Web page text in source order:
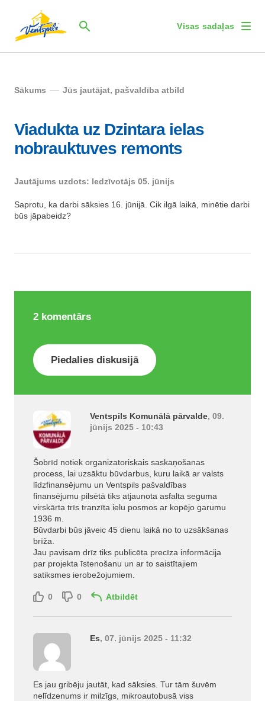
Visas sadaļas
Sākums Jūs jautājat, pašvaldība atbild
Viadukta uz Dzintara ielas
nobrauktuves remonts
Jautājums uzdots: Iedzīvotājs 05. jūnijs
Saprotu, ka darbi sāksies 16. jūnijā. Cik ilgā laikā, minētie darbi
būs jāpabeidz?
2 komentārs
Piedalies diskusijā
Ventspils Komunālā pārvalde, 09.
jūnijs 2025 - 10:43
Šobrīd notiek organizatoriskais saskaņošanas
process, lai uzsāktu būvdarbus, kuru laikā ar valsts
līdzfinansējumu un Ventspils pašvaldības
finansējumu pilsētā tiks atjaunota asfalta seguma
virskārta trīs tranzīta ielu posmos ar kopējo garumu
1936 m.
Būvdarbi būs jāveic 45 dienu laikā no to uzsākšanas
brīža.
Jau pavisam drīz tiks publicēta precīza informācija
par projekta īstenošanu un ar to saistītajiem
satiksmes ierobežojumiem.
0 0 Atbildēt
Es, 07. jūnijs 2025 - 11:32
Es jau gribēju jautāt, kad sāksies. Tur tām šuvēm
nelīdzenums ir milzīgs, mikroautobusā viss